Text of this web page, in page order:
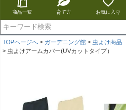
商品一覧 育て方 お気に入り
TOPページへ ガーデニング館
虫よけ商品
虫よけアームカバー(UVカットタイプ）